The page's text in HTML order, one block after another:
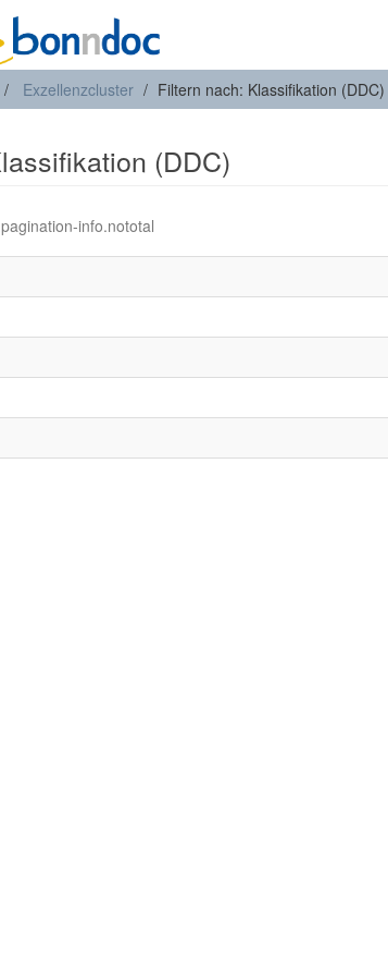
Exzellenzcluster Filtern nach: Klassifikation (DDC)
(DDC)
info.nototal